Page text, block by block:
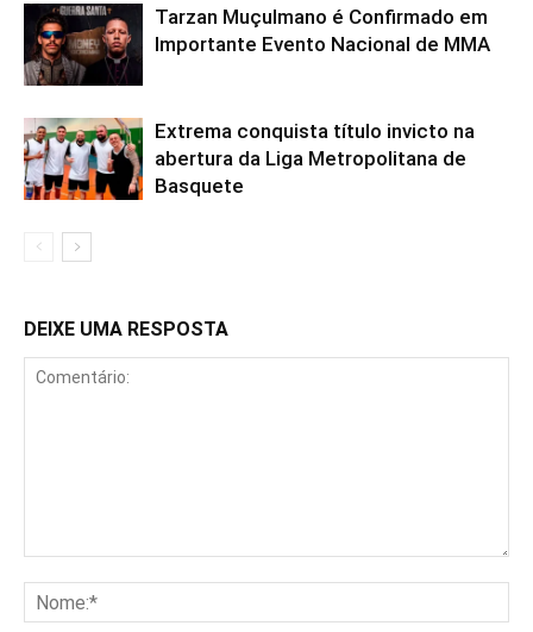
Tarzan Muçulmano é Confirmado em
Importante Evento Nacional de MMA
Extrema conquista título invicto na
abertura da Liga Metropolitana de
Basquete
DEIXE UMA RESPOSTA